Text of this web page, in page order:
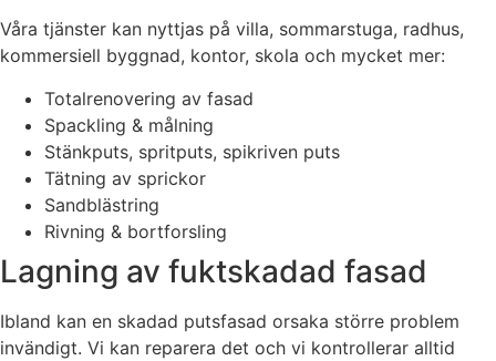
Våra tjänster kan nyttjas på villa, sommarstuga, radhus,
kommersiell byggnad, kontor, skola och mycket mer:
Totalrenovering av fasad
Spackling & målning
Stänkputs, spritputs, spikriven puts
Tätning av sprickor
Sandblästring
Rivning & bortforsling
Lagning av fuktskadad fasad
Ibland kan en skadad putsfasad orsaka större problem
invändigt. Vi kan reparera det och vi kontrollerar alltid